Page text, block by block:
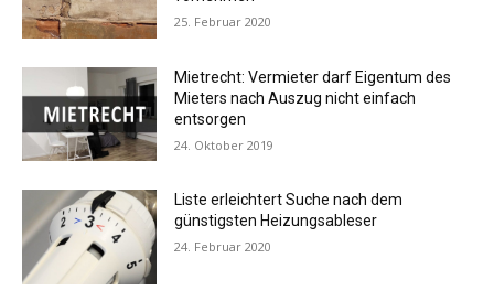
25. Februar 2020
Mietrecht: Vermieter darf Eigentum des
Mieters nach Auszug nicht einfach
entsorgen
24. Oktober 2019
Liste erleichtert Suche nach dem
günstigsten Heizungsableser
24. Februar 2020